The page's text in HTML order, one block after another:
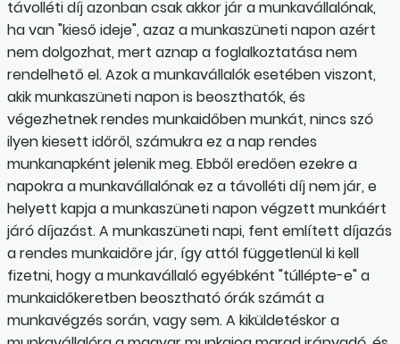
távolléti díj azonban csak akkor jár a munkavállalónak,
ha van "kieső ideje", azaz a munkaszüneti napon azért
nem dolgozhat, mert aznap a foglalkoztatása nem
rendelhető el. Azok a munkavállalók esetében viszont,
akik munkaszüneti napon is beoszthatók, és
végezhetnek rendes munkaidőben munkát, nincs szó
ilyen kiesett időről, számukra ez a nap rendes
munkanapként jelenik meg. Ebből eredően ezekre a
napokra a munkavállalónak ez a távolléti díj nem jár, e
helyett kapja a munkaszüneti napon végzett munkáért
járó díjazást. A munkaszüneti napi, fent említett díjazás
a rendes munkaidőre jár, így attól függetlenül ki kell
fizetni, hogy a munkavállaló egyébként "túllépte-e" a
munkaidőkeretben beosztható órák számát a
munkavégzés során, vagy sem. A kiküldetéskor a